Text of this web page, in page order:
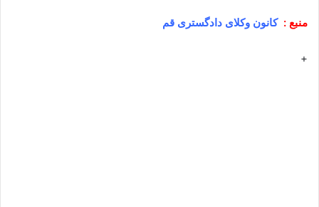
منبع : کانون وکلای دادگستری قم
+